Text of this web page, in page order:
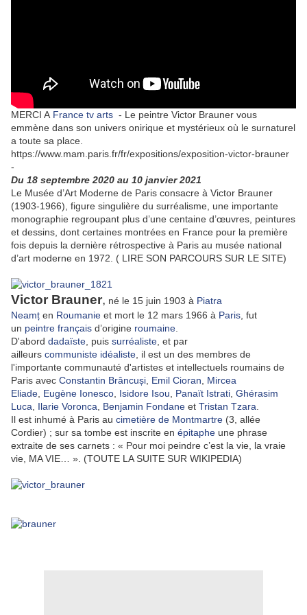
MERCI A France tv arts - Le peintre Victor Brauner vous
emmène dans son univers onirique et mystérieux où le surnaturel
a toute sa place.
https://www.mam.paris.fr/fr/expositions/exposition-victor-brauner
-
Du 18 septembre 2020 au 10 janvier 2021
Le Musée d’Art Moderne de Paris consacre à Victor Brauner
(1903-1966), figure singulière du surréalisme, une importante
monographie regroupant plus d’une centaine d’œuvres, peintures
et dessins, dont certaines montrées en France pour la première
fois depuis la dernière rétrospective à Paris au musée national
d’art moderne en 1972. ( LIRE SON PARCOURS SUR LE SITE)
Victor Brauner, né le 15 juin 1903 à Piatra
Neamț en Roumanie et mort le 12 mars 1966 à Paris , fut
un peintre français d’origine roumaine
D'abord dadaïste , puis surréaliste , et par
ailleurs communiste idéaliste , il est un des membres de
l'importante communauté d'artistes et intellectuels roumains de
Paris avec Constantin Brâncuși Emil Cioran
Mircea
Eliade Eugène Ionesco Isidore Isou Panaït Istrati Ghérasim
Luca
Ilarie Voronca Benjamin Fondane et Tristan Tzara
Il est inhumé à Paris au cimetière de Montmartre (3, allée
Cordier) ; sur sa tombe est inscrite en épitaphe une phrase
extraite de ses carnets : « Pour moi peindre c’est la vie, la vraie
vie, MA VIE… » . (TOUTE LA SUITE SUR WIKIPEDIA)